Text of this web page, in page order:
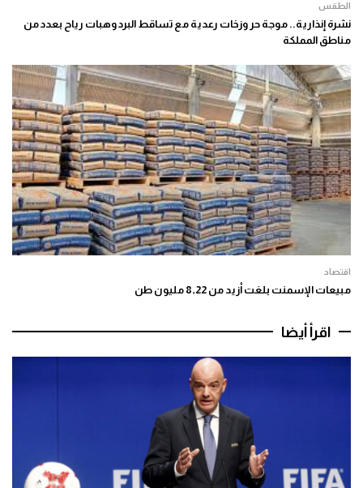
الطقس
نشرة إنذارية.. موجة حر وزخات رعدية مع تساقط البرد وهبات رياح بعدد من
مناطق المملكة
اقتصاد
مبيعات الإسمنت بلغت أزيد من 8,22 مليون طن
اقرأ أيضا